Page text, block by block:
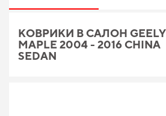
КОВРИКИ В САЛОН GEELY
MAPLE 2004 - 2016 CHINA
SEDAN